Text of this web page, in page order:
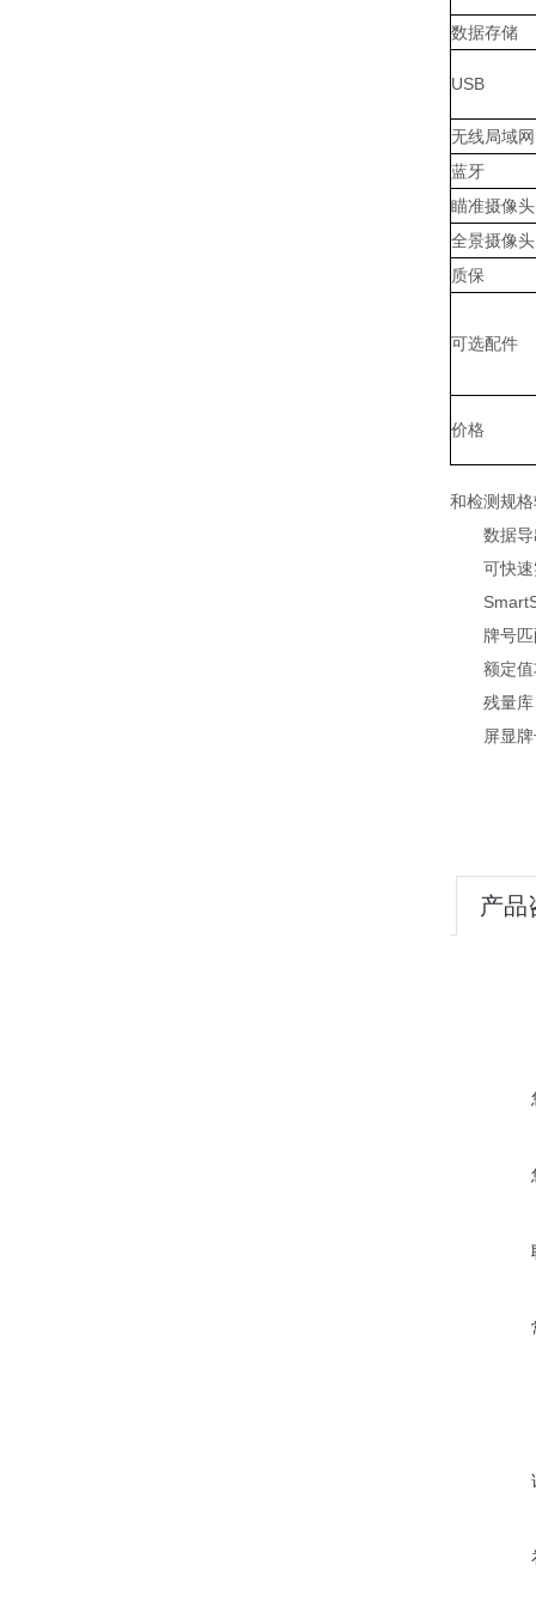
数据存储
USB
无线局域网
蓝牙
瞄准摄像头
全景摄像头
质保
可选配件
价格
和检测规
数据导出
可快速实
牌号匹配
额定值功
残量库：
屏显牌号
产品